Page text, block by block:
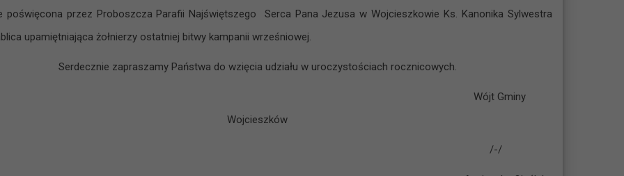
poświęcona przez Proboszcza Parafii Najświętszego Serca Pana Jezusa w Wojcieszkowie Ks. Kanonika Sylwestra
upamiętniająca żołnierzy ostatniej bitwy kampanii wrześniowej.
Serdecznie zapraszamy Państwa do wzięcia udziału w uroczystościach rocznicowych.
Gminy
Wojcieszków
/-/